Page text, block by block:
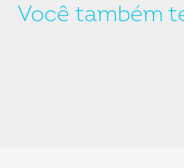
Você também